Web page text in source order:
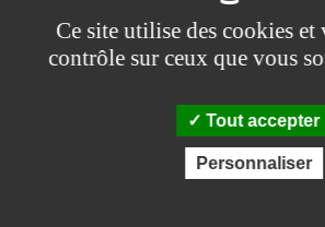
!
à un catalogue
en constante évolution
les équipes opérationnelles
Chaque module est signé
partenaire.
Ce site utilise des cookies et
contrôle sur ceux que vous
Tout accepter
Personnaliser